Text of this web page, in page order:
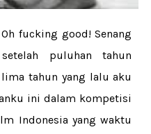
fucking good! Senang
puluhan tahun
tahun yang lalu aku
ini dalam kompetisi
Indonesia yang waktu